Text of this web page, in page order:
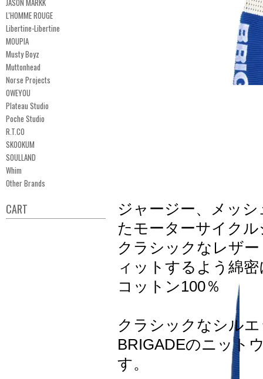
JASON MARKK
L'HOMME ROUGE
Libertine-Libertine
MOUPIA
Musty Boyz
Muttonhead
Norse Projects
OWEYOU
Plateau Studio
Poche Studio
R.T.CO
SKOOKUM
SOULLAND
Whim
Other Brands
CART
ジャージー、メッ
たモーターサイク
クラシックなレザ
ィットするよう綿
コットン100％
クラシックなシル
BRIGADEのニット
す。